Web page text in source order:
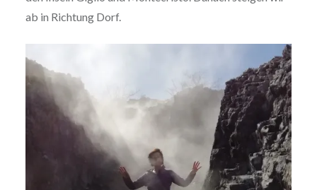
ab in Richtung Dorf.